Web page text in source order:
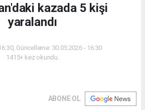
kazada 5 kişi
yaralandı
Güncelleme: 30.05.2026 - 16:30
1415+ kez okundu.
ABONE OL